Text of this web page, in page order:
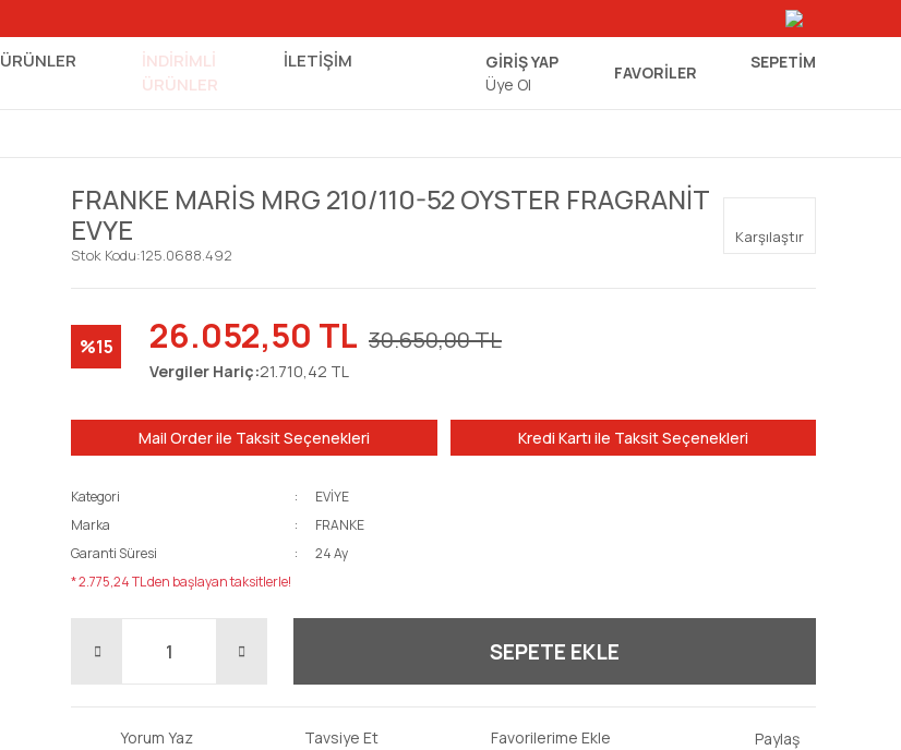
ÜRÜNLER
İNDİRİMLİ
ÜRÜNLER
İLETİŞİM
GİRİŞ YAP
Üye Ol
FAVORİLER SEPETIM
FRANKE MARİS MRG 210/110-52 OYSTER FRAGRANİT
EVYE
Stok Kodu:125.0688.492
Karşılaştır
%15 26.052,50 TL
Vergiler Hariç:21.710,42 TL
30.650,00 TL
Mail Order ile Taksit Seçenekleri Kredi Kartı ile Taksit Seçenekleri
Kategori
EVİYE
Marka
FRANKE
Garanti Süresi
24 Ay
* 2.775,24 TL den başlayan taksitlerle!
SEPETE EKLE
Yorum Yaz Tavsiye Et Paylaş